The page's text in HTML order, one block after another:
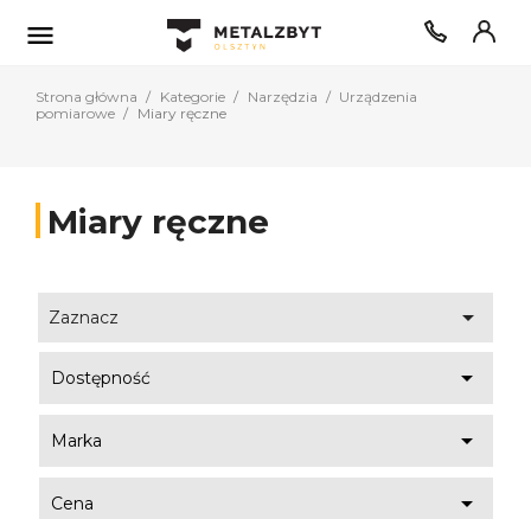

Strona główna Kategorie Narzędzia
Urządzenia
pomiarowe
Miary ręczne
Miary ręczne
Zaznacz 
Dostępność 
Marka 
Cena 